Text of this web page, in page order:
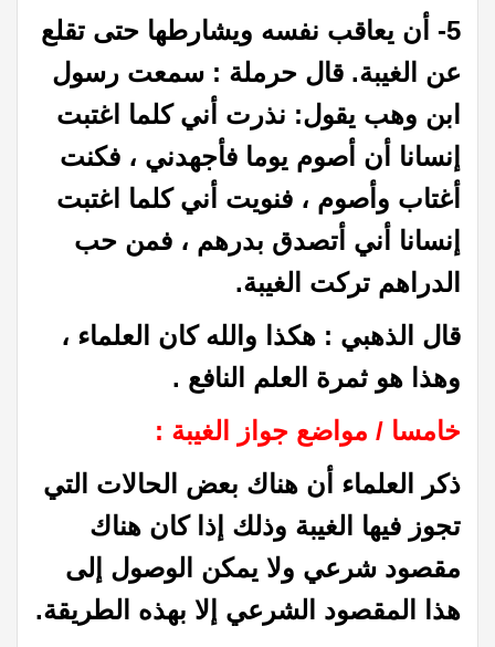
5- أن يعاقب نفسه ويشارطها حتى تقلع
عن الغيبة. قال حرملة : سمعت رسول
ابن وهب يقول: نذرت أني كلما اغتبت
إنسانا أن أصوم يوما فأجهدني ، فكنت
أغتاب وأصوم ، فنويت أني كلما اغتبت
إنسانا أني أتصدق بدرهم ، فمن حب
الدراهم تركت الغيبة.
قال الذهبي : هكذا والله كان العلماء ،
وهذا هو ثمرة العلم النافع .
خامسا / مواضع جواز الغيبة :
ذكر العلماء أن هناك بعض الحالات التي
تجوز فيها الغيبة وذلك إذا كان هناك
مقصود شرعي ولا يمكن الوصول إلى
هذا المقصود الشرعي إلا بهذه الطريقة.